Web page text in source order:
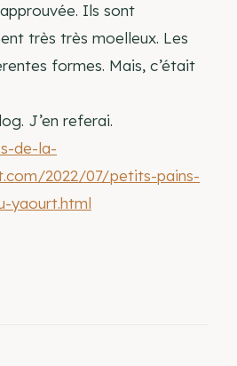
Ils sont
très très moelleux. Les
formes. Mais, c’était
J’en referai.
de-la-
2022/07/petits-pains-
yaourt.html